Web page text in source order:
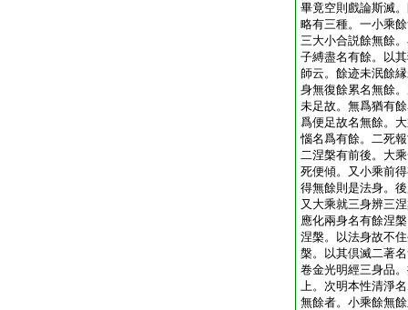
畢竟空則戲論斯滅
略有三種。一小乘
三大小合説餘無餘
子縛盡名有餘。以
師云。餘迹未泯餘
身無復餘累名無餘
未足故。無爲猶有
爲便足故名無餘。
惱名爲有餘。二死
二涅槃有前後。大
死便傾。又小乘前
得無餘則是法身。
又大乘就三身辨三
應化兩身名有餘涅
涅槃。以法身故不
槃。以其倶滅二著
卷金光明經三身品
上。次明本性清淨
無餘者。小乘餘無